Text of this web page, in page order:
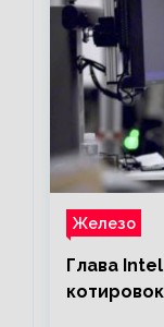
Железо
Глава